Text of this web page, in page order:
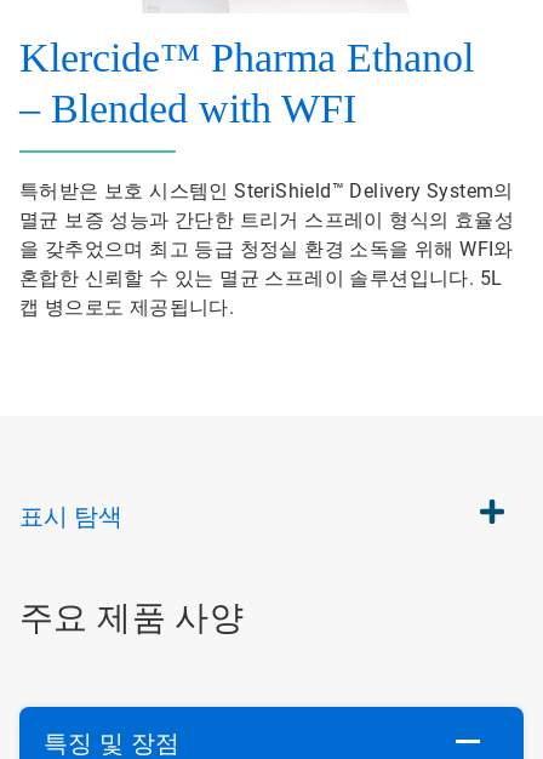
Klercide™ Pharma Ethanol
– Blended with WFI
특허받은 보호 시스템인 SteriShield™ Delivery System의
멸균 보증 성능과 간단한 트리거 스프레이 형식의 효율성
을 갖추었으며 최고 등급 청정실 환경 소독을 위해 WFI와
혼합한 신뢰할 수 있는 멸균 스프레이 솔루션입니다. 5L
캡 병으로도 제공됩니다.
표시 탐색
주요 제품 사양
특징 및 장점